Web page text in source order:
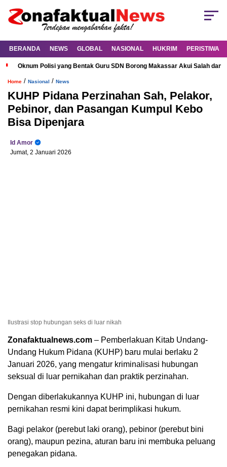
BERANDA NEWS GLOBAL NASIONAL HUKRIM PERISTIWA
Oknum Polisi yang Bentak Guru SDN Borong Makassar Akui Salah dan
Home / Nasional / News
KUHP Pidana Perzinahan Sah, Pelakor,
Pebinor, dan Pasangan Kumpul Kebo
Bisa Dipenjara
Id Amor
Jumat, 2 Januari 2026
Ilustrasi stop hubungan seks di luar nikah
Zonafaktualnews.com – Pemberlakuan Kitab Undang-
Undang Hukum Pidana (KUHP) baru mulai berlaku 2
Januari 2026, yang mengatur kriminalisasi hubungan
seksual di luar pernikahan dan praktik perzinahan.
Dengan diberlakukannya KUHP ini, hubungan di luar
pernikahan resmi kini dapat berimplikasi hukum.
Bagi pelakor (perebut laki orang), pebinor (perebut bini
orang), maupun pezina, aturan baru ini membuka peluang
penegakan pidana.